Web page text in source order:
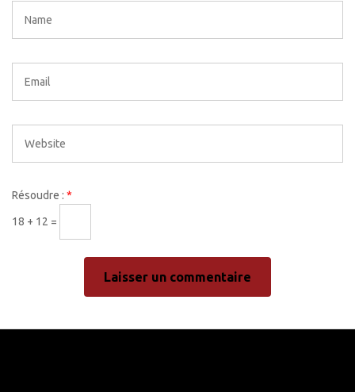
Résoudre : *
18 + 12 =